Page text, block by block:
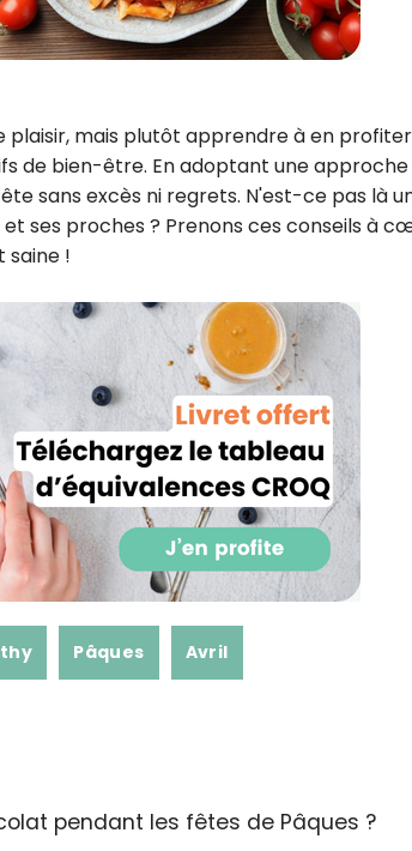
plaisir, mais plutôt apprendre à en profiter
de bien-être. En adoptant une approche
sans excès ni regrets. N'est-ce pas là
ses proches ? Prenons ces conseils à
saine !
Pâques Avril
pendant les fêtes de Pâques ?